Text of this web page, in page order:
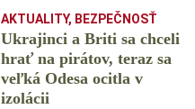
AKTUALITY, BEZPEČNOSŤ
Ukrajinci a Briti sa chceli
hrať na pirátov, teraz sa
veľká Odesa ocitla v
izolácii